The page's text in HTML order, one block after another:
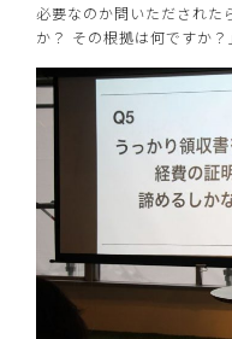
必要なのか問いただされた
か？ その根拠は何ですか？